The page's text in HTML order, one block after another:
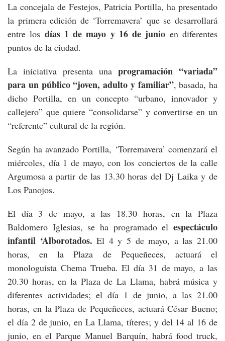
La concejala de Festejos, Patricia Portilla, ha presentado
la primera edición de ‘Torremavera’ que se desarrollará
entre los días 1 de mayo y 16 de junio en diferentes
puntos de la ciudad.
La iniciativa presenta una programación “variada”
para un público “joven, adulto y familiar”, basada, ha
dicho Portilla, en un concepto “urbano, innovador y
callejero” que quiere “consolidarse” y convertirse en un
“referente” cultural de la región.
Según ha avanzado Portilla, ‘Torremavera’ comenzará el
miércoles, día 1 de mayo, con los conciertos de la calle
Argumosa a partir de las 13.30 horas del Dj Laika y de
Los Panojos.
El día 3 de mayo, a las 18.30 horas, en la Plaza
Baldomero Iglesias, se ha programado el espectáculo
infantil ‘Alborotados. El 4 y 5 de mayo, a las 21.00
horas, en la Plaza de Pequeñeces, actuará el
monologuista Chema Trueba. El día 31 de mayo, a las
20.30 horas, en la Plaza de La Llama, habrá música y
diferentes actividades; el día 1 de junio, a las 21.00
horas, en la Plaza de Pequeñeces, actuará César Bueno;
el día 2 de junio, en La Llama, títeres; y del 14 al 16 de
junio, en el Parque Manuel Barquín, habrá food truck,